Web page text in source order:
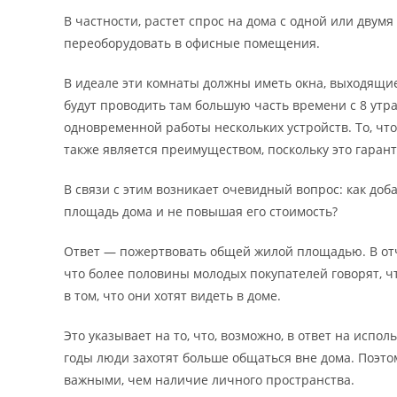
В частности, растет спрос на дома с одной или
переоборудовать в офисные помещения.
В идеале эти комнаты должны иметь окна,
будут проводить там большую часть времени с 8
одновременной работы нескольких устройств. То,
также является преимуществом, поскольку это
В связи с этим возникает очевидный вопрос: как
площадь дома и не повышая его стоимость?
Ответ — пожертвовать общей жилой площадью. В
что более половины молодых покупателей
в том, что они хотят видеть в доме.
Это указывает на то, что, возможно, в ответ на
годы люди захотят больше общаться вне дома.
важными, чем наличие личного пространства.